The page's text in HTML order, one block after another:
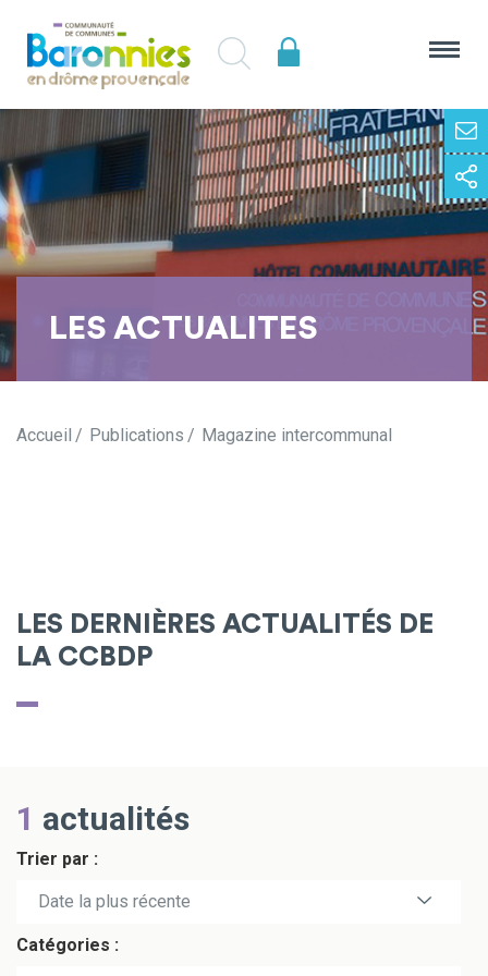
LES ACTUALITES
Accueil Publications Magazine intercommunal
LES DERNIÈRES ACTUALITÉS DE
LA CCBDP
1 actualités
Trier par :
Date la plus récente
Date la plus ancienne
Catégories :